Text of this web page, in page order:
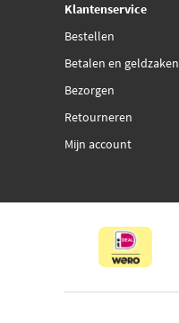
Klantenservice
Bestellen
Betalen en geldzaken
Bezorgen
Retourneren
Mijn account